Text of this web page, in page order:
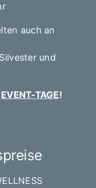
auch an
und
EVENT-TAGE!